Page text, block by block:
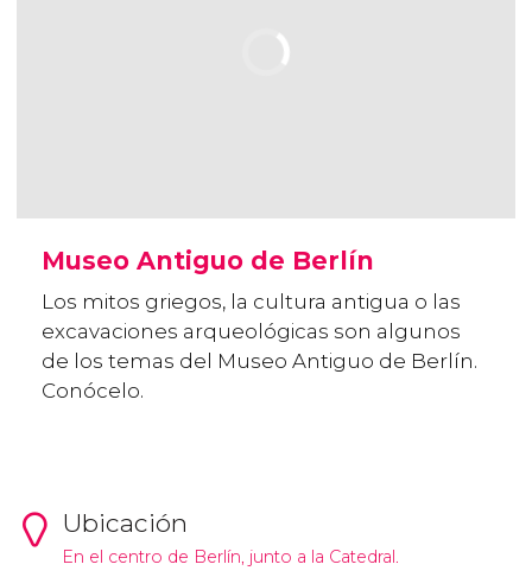
Museo Antiguo de Berlín
Los mitos griegos, la cultura antigua o las
excavaciones arqueológicas son algunos
de los temas del Museo Antiguo de Berlín.
Conócelo.
Ubicación
En el centro de Berlín, junto a la Catedral.